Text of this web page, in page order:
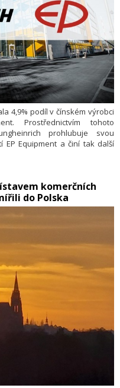
4,9% podíl v čínském výrobci
Prostřednictvím tohoto
prohlubuje svou
EP Equipment a činí tak další
komerčních
do Polska